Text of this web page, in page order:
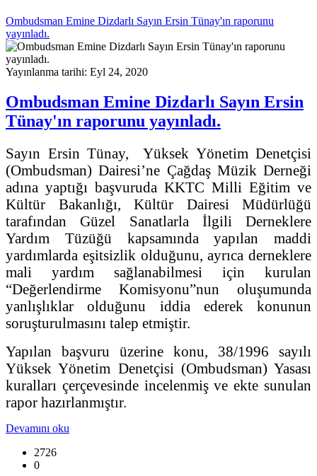
Ombudsman Emine Dizdarlı Sayın Ersin Tünay'ın raporunu
yayınladı.
Yayınlanma tarihi: Eyl 24, 2020
Ombudsman Emine Dizdarlı Sayın Ersin
Tünay'ın raporunu yayınladı.
Sayın Ersin Tünay, Yüksek Yönetim Denetçisi
(Ombudsman) Dairesi’ne Çağdaş Müzik Derneği
adına yaptığı başvuruda KKTC Milli Eğitim ve
Kültür Bakanlığı, Kültür Dairesi Müdürlüğü
tarafından Güzel Sanatlarla İlgili Derneklere
Yardım Tüzüğü kapsamında yapılan maddi
yardımlarda eşitsizlik olduğunu, ayrıca derneklere
mali yardım sağlanabilmesi için kurulan
“Değerlendirme Komisyonu”nun oluşumunda
yanlışlıklar olduğunu iddia ederek konunun
soruşturulmasını talep etmiştir.
Yapılan başvuru üzerine konu, 38/1996 sayılı
Yüksek Yönetim Denetçisi (Ombudsman) Yasası
kuralları çerçevesinde incelenmiş ve ekte sunulan
rapor hazırlanmıştır.
Devamını oku
2726
0